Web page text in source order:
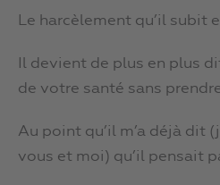
Le harcèlement qu’il subit
Il devient de plus en plus
de votre santé sans
Au point qu’il m’a déjà dit
vous et moi) qu’il pensait